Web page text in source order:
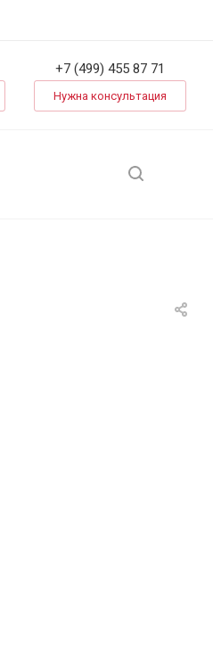
+7 (499) 455 87 71
Нужна консультация